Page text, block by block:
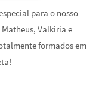
para o nosso
Valkiria e
formados em